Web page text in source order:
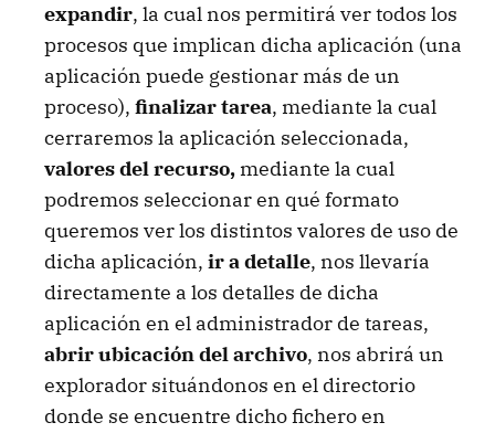
expandir, la cual nos permitirá ver todos los
procesos que implican dicha aplicación (una
aplicación puede gestionar más de un
proceso), finalizar tarea, mediante la cual
cerraremos la aplicación seleccionada,
valores del recurso, mediante la cual
podremos seleccionar en qué formato
queremos ver los distintos valores de uso de
dicha aplicación, ir a detalle, nos llevaría
directamente a los detalles de dicha
aplicación en el administrador de tareas,
abrir ubicación del archivo, nos abrirá un
explorador situándonos en el directorio
donde se encuentre dicho fichero en